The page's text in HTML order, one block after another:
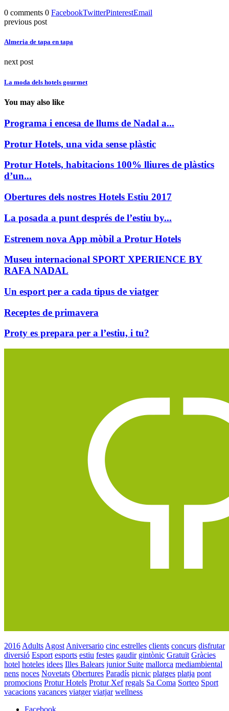
0 comments 0 FacebookTwitterPinterestEmail
previous post
Almeria de tapa en tapa
next post
La moda dels hotels gourmet
You may also like
Programa i encesa de llums de Nadal a...
Protur Hotels, una vida sense plàstic
Protur Hotels, habitacions 100% lliures de plàstics
d’un...
Obertures dels nostres Hotels Estiu 2017
La posada a punt després de l’estiu by...
Estrenem nova App mòbil a Protur Hotels
Museu internacional SPORT XPERIENCE BY
RAFA NADAL
Un esport per a cada tipus de viatger
Receptes de primavera
Proty es prepara per a l’estiu, i tu?
2016 Adults Agost Aniversario cinc estrelles clients concurs disfrutar
diversió Esport esports estiu festes gaudir gintònic Gratuït Gràcies
hotel hoteles idees Illes Balears junior Suite mallorca mediambiental
nens noces Novetats Obertures Paradís picnic platges platja pont
promocions Protur Hotels Protur Xef regals Sa Coma Sorteo Sport
vacacions vacances viatger viatjar wellness